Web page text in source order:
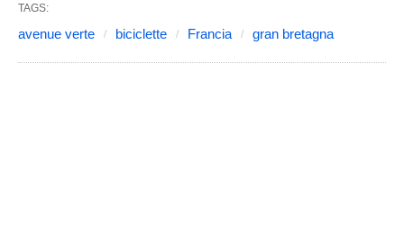
TAGS:
avenue verte biciclette Francia gran bretagna